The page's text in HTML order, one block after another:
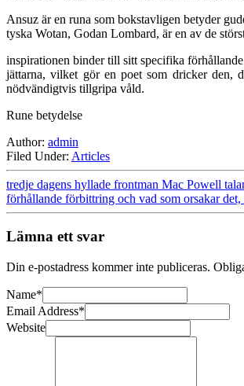
Ansuz är en runa som bokstavligen betyder
tyska Wotan, Godan Lombard, är en av de
inspirationen binder till sitt specifika
jättarna, vilket gör en poet som dricker den,
nödvändigtvis tillgripa våld.
Rune betydelse
Author: admin
Filed Under: Articles
tredje dagens hyllade frontman Mac Powell
förhållande förbittring och vad som orsakar
Lämna ett svar
Din e-postadress kommer inte publiceras.
Name*
Email Address*
Website